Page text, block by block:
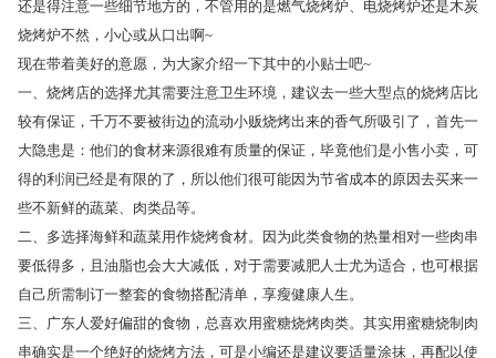
还是得注意一些细节地方的，不管用的是燃气烧烤炉、电烧烤炉还是木炭
烧烤炉不然，小心或从口出啊~
现在带着美好的意愿，为大家介绍一下其中的小贴士吧~
一、烧烤店的选择尤其需要注意卫生环境，建议去一些大型点的烧烤店比
较有保证，千万不要被街边的流动小贩烧烤出来的香气所吸引了，首先一
大隐患是：他们的食材来源很难有质量的保证，毕竟他们是小售小卖，可
得的利润已经是有限的了，所以他们很可能因为节省成本的原因去买来一
些不新鲜的蔬菜、肉类品等。
二、多选择海鲜和蔬菜用作烧烤食材。因为此类食物的热量相对一些肉串
要低得多，且油脂也会大大减低，对于需要减肥人士尤为适合，也可根据
自己所需制订一整套的食物搭配清单，享瘦健康人生。
三、广东人爱好偏甜的食物，总喜欢用蜜糖烧烤肉类。其实用蜜糖烧制肉
串确实是一个绝好的烧烤方法，可是小编还是建议要适量涂抹，再配以使